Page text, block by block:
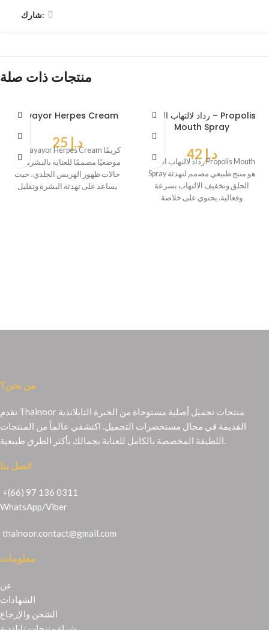
شارك:
منتجات ذات صلة
Payayor Herpes Cream
د.إ
موضعيًا مصممًا للعناية بالبشرة في
حالات ظهور الهربس الجلدي، حيث
يساعد على تهدئة البشرة وتقليل
رذاذ لالتهاب الحلق – Propolis
Mouth Spray
د.إرذاذ لالتهاب الحلق Propolis Mouth
Spray هو منتج طبيعي مصمم لتهدئة
الحلق وتخفيف الالتهاب بسرعة
وفعالية. يحتوي على خلاصة
من نحن؟
تقدم Thainoor منتجات تجميل أصلية مستوحاة من الخبرة التايلاندية
القديمة في مجال مستحضرات التجميل. اكتشفي عالماً من المنتجات
اللطيفة المخصصة بالكامل للعناية بجمالك بأكثر الطرق طبيعية.
اتصل بنا
+(66) 97 136 0311
WhatsApp/Viber
thainoor.contact@gmail.com
معلومات
عن
الشهادات
الشحن والإرجاع